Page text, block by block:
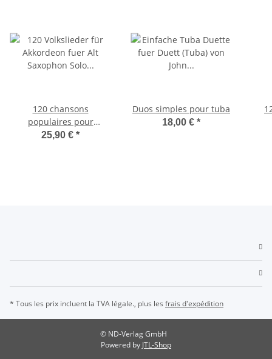
120 chansons
populaires pour
accordéon
25,90 € *
Duos simples pour tuba
18,00 € *
* Tous les prix incluent la TVA légale., plus les frais d'expédition
© ND-Verlag GmbH
Powered by JTL-Shop